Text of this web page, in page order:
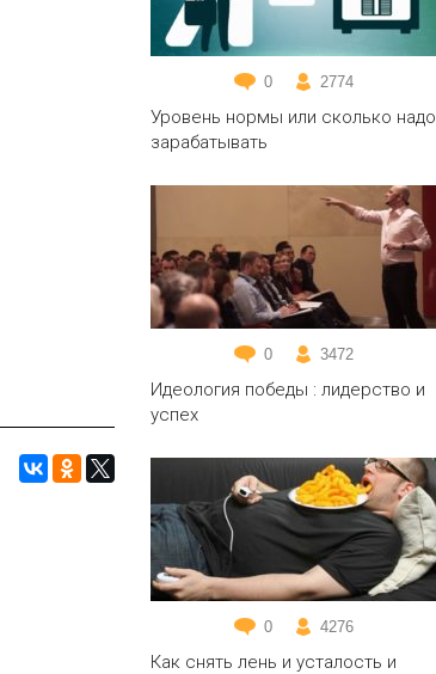
0 2774
Уровень нормы или сколько надо
зарабатывать
0 3472
Идеология победы : лидерство и
успех
0 4276
Как снять лень и усталость и